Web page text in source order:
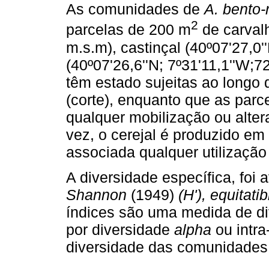
As comunidades deA.
parcelas de 200 m2 de
m.s.m), castinçal
(40º07'26,6''N;
têm estado sujeitas ao longo
(corte), enquanto que as
qualquer mobilização ou
vez, o cerejal é produzido
associada qualquer
A diversidade específica, foi
Shannon (1949) (H'),
índices são uma medida de
por diversidade alpha ou
diversidade das